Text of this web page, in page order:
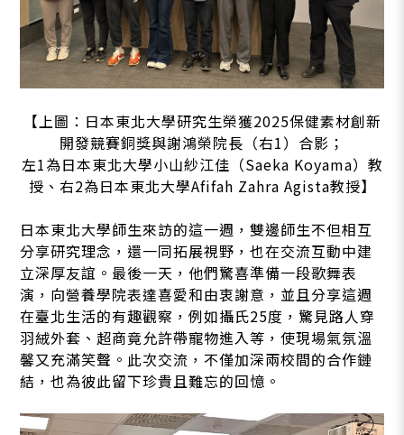
【上圖：日本東北大學研究生榮獲2025保健素材創新
開發競賽銅獎與謝鴻榮院長（右1）合影；
左1為日本東北大學小山紗江佳（Saeka Koyama）教
授、右2為日本東北大學Afifah Zahra Agista教授】
日本東北大學師生來訪的這一週，雙邊師生不但相互
分享研究理念，還一同拓展視野，也在交流互動中建
立深厚友誼。最後一天，他們驚喜準備一段歌舞表
演，向營養學院表達喜愛和由衷謝意，並且分享這週
在臺北生活的有趣觀察，例如攝氏25度，驚見路人穿
羽絨外套、超商竟允許帶寵物進入等，使現場氣氛溫
馨又充滿笑聲。此次交流，不僅加深兩校間的合作鏈
結，也為彼此留下珍貴且難忘的回憶。